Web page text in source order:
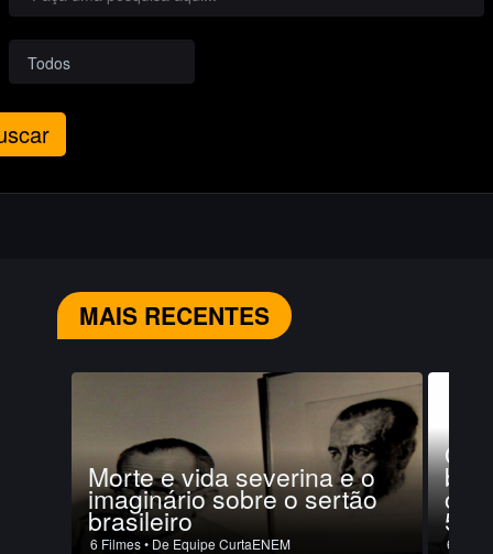
MAIS RECENTES
Morte e vida severina e o
imaginário sobre o sertão
brasileiro
6 Filmes• De Equipe CurtaENEM
O
50
6